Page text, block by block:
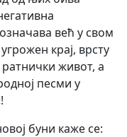
већ у свом
крај, врсту
живот, а
песми у
буни каже се: